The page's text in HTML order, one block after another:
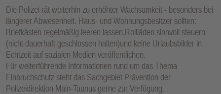
Die Polizei rät weiterhin zu erhöhter Wachsamkeit - besonders bei
längerer Abwesenheit. Haus- und Wohnungsbesitzer sollten:
Briefkästen regelmäßig leeren lassen,Rollläden sinnvoll steuern
(nicht dauerhaft geschlossen halten)und keine Urlaubsbilder in
Echtzeit auf sozialen Medien veröffentlichen.
Für weiterführende Informationen rund um das Thema
Einbruchschutz steht das Sachgebiet Prävention der
Polizeidirektion Main-Taunus gerne zur Verfügung.